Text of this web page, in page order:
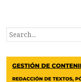
SEARCH
FOR...